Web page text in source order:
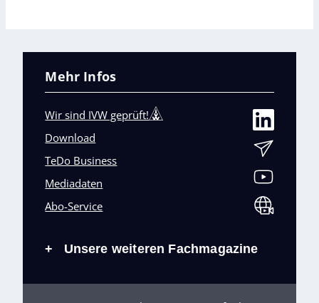
Mehr Infos
Wir sind IVW geprüft!
Download
TeDo Business
Mediadaten
Abo-Service
+ Unsere weiteren Fachmagazine